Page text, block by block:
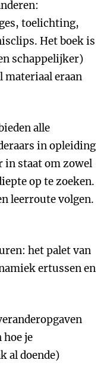
toelichting,
Het boek is
schappelijker)
materiaal eraan
alle
in opleiding
in staat om zowel
op te zoeken.
leerroute volgen.
het palet van
ertussen en
je
al doende)